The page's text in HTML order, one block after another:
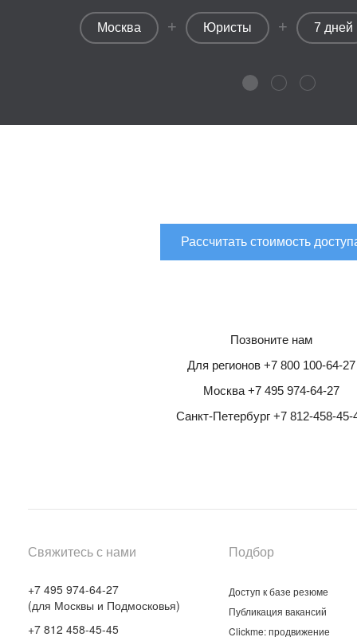
Москва + Юристы + 7 дней
Рассчитать стоимость
Позвоните нам
Для регионов +7 800 100-64-27
Москва +7 495 974-64-27
Санкт-Петербург +7 812-458-45-
Свяжитесь с нами
+7 495 974-64-27
(для Москвы и Подмосковья)
+7 812 458-45-45
Подбор
Доступ к базе резюме
Публикация вакансий
Clickme: продвижение